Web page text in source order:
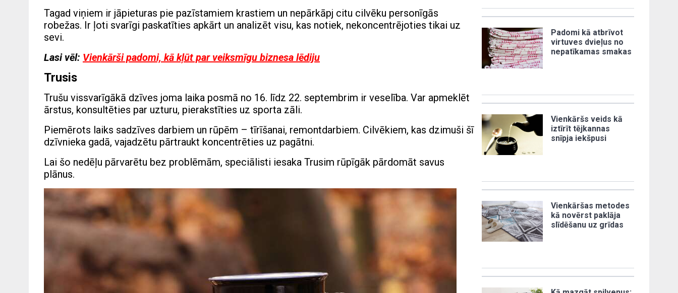
Tagad viņiem ir jāpieturas pie pazīstamiem krastiem un nepārkāpj citu cilvēku personīgās
robežas. Ir ļoti svarīgi paskatīties apkārt un analizēt visu, kas notiek, nekoncentrējoties tikai uz
sevi.
Lasi vēl: Vienkārši padomi, kā kļūt par veiksmīgu biznesa lēdiju
Trusis
Trušu vissvarīgākā dzīves joma laika posmā no 16. līdz 22. septembrim ir veselība. Var apmeklēt
ārstus, konsultēties par uzturu, pierakstīties uz sporta zāli.
Piemērots laiks sadzīves darbiem un rūpēm – tīrīšanai, remontdarbiem. Cilvēkiem, kas dzimuši šī
dzīvnieka gadā, vajadzētu pārtraukt koncentrēties uz pagātni.
Lai šo nedēļu pārvarētu bez problēmām, speciālisti iesaka Trusim rūpīgāk pārdomāt savus
plānus.
Padomi kā atbrīvot
virtuves dvieļus no
nepatīkamas smakas
Vienkāršs veids kā
iztīrīt tējkannas
snīpja iekšpusi
Vienkāršas metodes
kā novērst paklāja
slīdēšanu uz grīdas